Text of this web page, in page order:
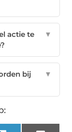
actie te
▼
bij
▼